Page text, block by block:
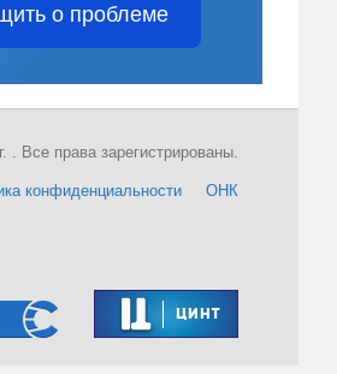
о проблеме
конфиденциальности ОНК
. Все права зарегистрированы.